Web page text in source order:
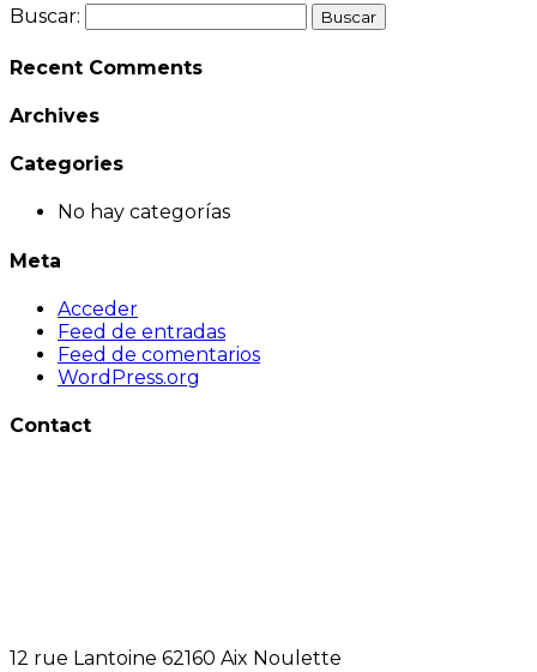
Buscar:
Recent Comments
Archives
Categories
No hay categorías
Meta
Acceder
Feed de entradas
Feed de comentarios
WordPress.org
Contact
12 rue Lantoine 62160 Aix Noulette